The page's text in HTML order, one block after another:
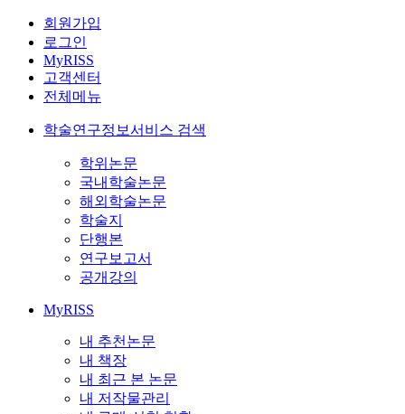
회원가입
로그인
MyRISS
고객센터
전체메뉴
학술연구정보서비스 검색
학위논문
국내학술논문
해외학술논문
학술지
단행본
연구보고서
공개강의
MyRISS
내 추천논문
내 책장
내 최근 본 논문
내 저작물관리